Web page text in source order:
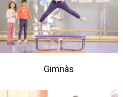
Gimnàs